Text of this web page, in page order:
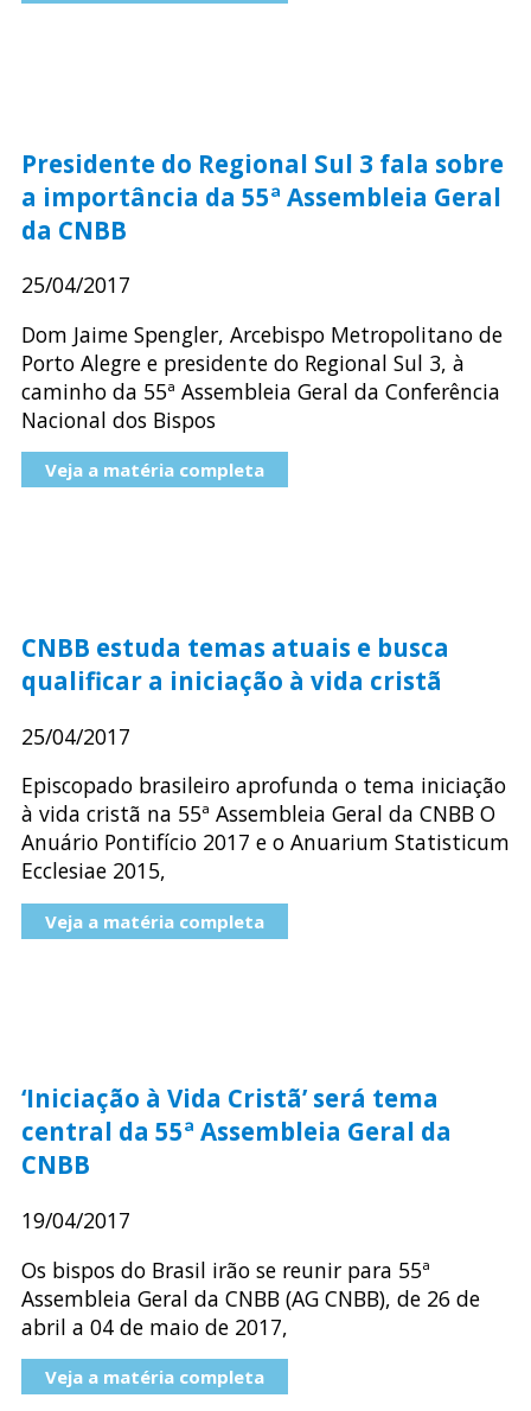
Presidente do Regional Sul 3 fala sobre
a importância da 55ª Assembleia Geral
da CNBB
25/04/2017
Dom Jaime Spengler, Arcebispo Metropolitano de
Porto Alegre e presidente do Regional Sul 3, à
caminho da 55ª Assembleia Geral da Conferência
Nacional dos Bispos
Veja a matéria completa
CNBB estuda temas atuais e busca
qualificar a iniciação à vida cristã
25/04/2017
Episcopado brasileiro aprofunda o tema iniciação
à vida cristã na 55ª Assembleia Geral da CNBB O
Anuário Pontifício 2017 e o Anuarium Statisticum
Ecclesiae 2015,
Veja a matéria completa
‘Iniciação à Vida Cristã’ será tema
central da 55ª Assembleia Geral da
CNBB
19/04/2017
Os bispos do Brasil irão se reunir para 55ª
Assembleia Geral da CNBB (AG CNBB), de 26 de
abril a 04 de maio de 2017,
Veja a matéria completa